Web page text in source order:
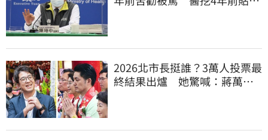
2026北市長挺誰？3萬人投票最
終結果出爐 她驚喊：蔣萬安